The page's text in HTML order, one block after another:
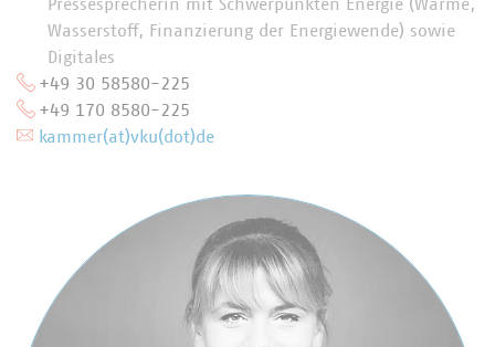
Pressesprecherin mit Schwerpunkten Energie (Wärme,
Wasserstoff, Finanzierung der Energiewende) sowie
Digitales
+49 30 58580-225
+49 170 8580-225
kammer(at)vku(dot)de